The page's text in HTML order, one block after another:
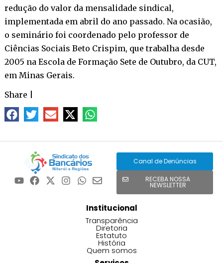
redução do valor da mensalidade sindical,
implementada em abril do ano passado. Na ocasião,
o seminário foi coordenado pelo professor de
Ciências Sociais Beto Crispim, que trabalha desde
2005 na Escola de Formação Sete de Outubro, da CUT,
em Minas Gerais.
Share
Canal de Denúncias
RECEBA NOSSA
NEWSLETTER
Institucional
Transparência
Diretoria
Estatuto
História
Quem somos